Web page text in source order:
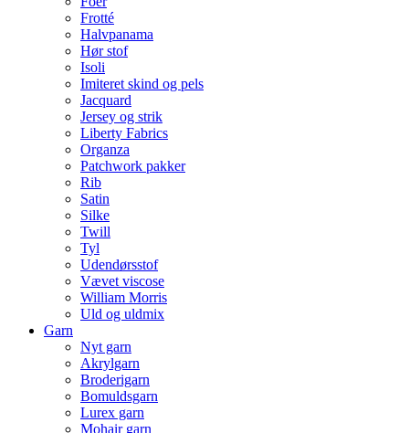
Frotté
Halvpanama
Hør stof
Isoli
Imiteret skind og pels
Jacquard
Jersey og strik
Liberty Fabrics
Organza
Patchwork pakker
Rib
Satin
Silke
Twill
Tyl
Udendørsstof
Vævet viscose
William Morris
Uld og uldmix
Garn
Nyt garn
Akrylgarn
Broderigarn
Bomuldsgarn
Lurex garn
Mohair garn